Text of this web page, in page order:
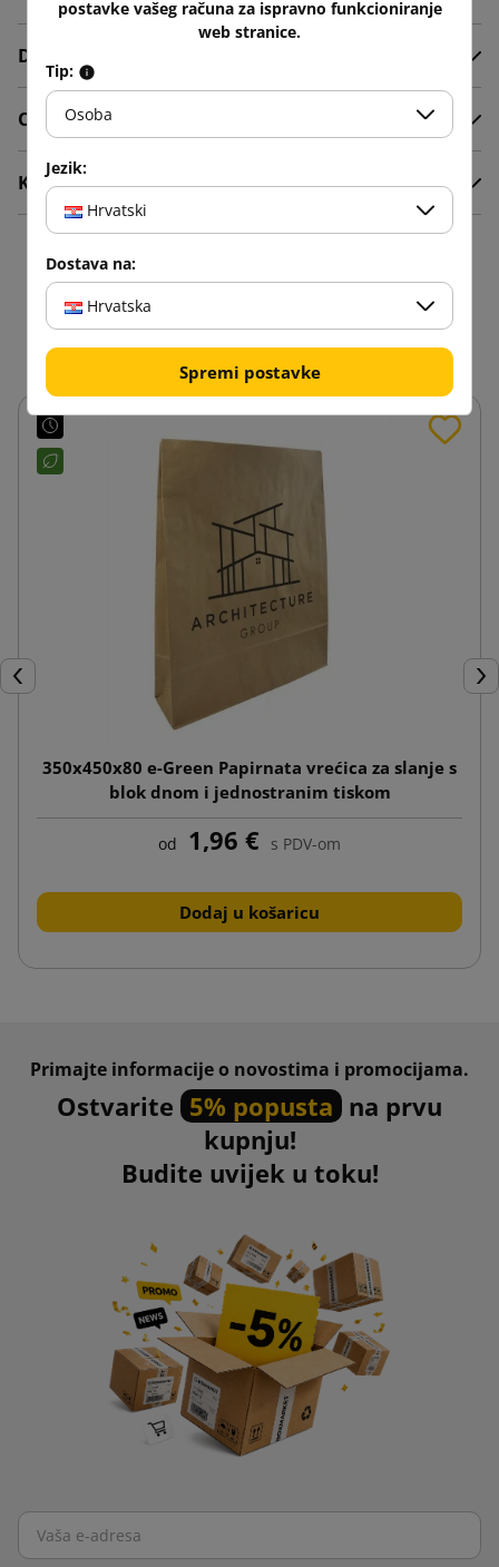
Detalji proizvoda
Opis
Komentari
16 drugi proizvodi u istoj
kategoriji:
Prije
350x450x80 e-Green Papirnata vrećica za slanje s
blok dnom i jednostranim tiskom
od 1,96 € s PDV-om
Dodaj u košaricu
Primajte informacije o novostima i promocijama.
Ostvarite 5% popusta na prvu
kupnju!
Budite uvijek u toku!
postavke vašeg računa za ispravno funkcioniranje
web stranice.
Tip:
Osoba
Jezik:
Hrvatski
Dostava na:
Hrvatska
Spremi postavke